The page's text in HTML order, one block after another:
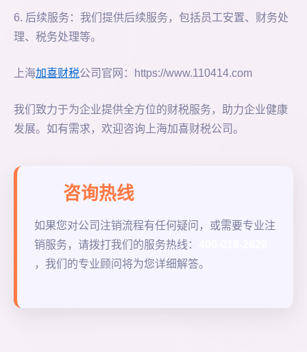
6. 后续服务：我们提供后续服务，包括员工安置、财务处
理、税务处理等。
上海加喜财税公司官网：https://www.110414.com
我们致力于为企业提供全方位的财税服务，助力企业健康
发展。如有需求，欢迎咨询上海加喜财税公司。
咨询热线
如果您对公司注销流程有任何疑问，或需要专业注
销服务，请拨打我们的服务热线：
，我们的专业顾问将为您详细解答。